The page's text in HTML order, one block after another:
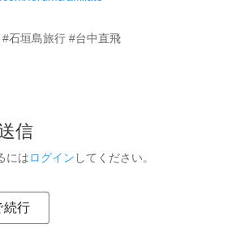
石垣島旅行 #台中直飛
信
にはログイン してください。
続行